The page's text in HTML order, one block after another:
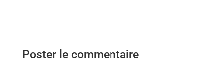
Poster le commentaire